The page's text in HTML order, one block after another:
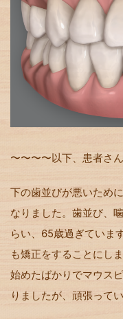
〜〜〜〜以下、患者さ
下の歯並びが悪いため
なりました。歯並び、
らい、65歳過ぎていま
も矯正をすることにしま
始めたばかりでマウス
りましたが、頑張って